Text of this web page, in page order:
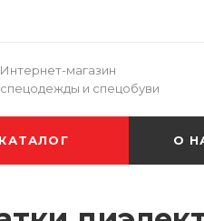
Интернет-магазин
спецодежды и спецобуви
КАТАЛОГ О